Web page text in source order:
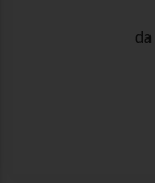
da